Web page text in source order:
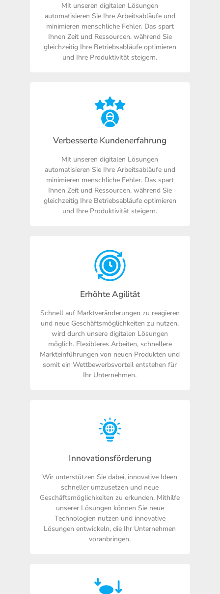
Mit unseren digitalen Lösungen
automatisieren Sie Ihre Arbeitsabläufe und
minimieren menschliche Fehler. Das spart
Ihnen Zeit und Ressourcen, während Sie
gleichzeitig Ihre Betriebsabläufe optimieren
und Ihre Produktivität steigern.
Verbesserte Kundenerfahrung
Mit unseren digitalen Lösungen
automatisieren Sie Ihre Arbeitsabläufe und
minimieren menschliche Fehler. Das spart
Ihnen Zeit und Ressourcen, während Sie
gleichzeitig Ihre Betriebsabläufe optimieren
und Ihre Produktivität steigern.
Erhöhte Agilität
Schnell auf Marktveränderungen zu reagieren
und neue Geschäftsmöglichkeiten zu nutzen,
wird durch unsere digitalen Lösungen
möglich. Flexibleres Arbeiten, schnellere
Markteinführungen von neuen Produkten und
somit ein Wettbewerbsvorteil entstehen für
Ihr Unternehmen.
Innovationsförderung
Wir unterstützen Sie dabei, innovative Ideen
schneller umzusetzen und neue
Geschäftsmöglichkeiten zu erkunden. Mithilfe
unserer Lösungen können Sie neue
Technologien nutzen und innovative
Lösungen entwickeln, die Ihr Unternehmen
voranbringen.